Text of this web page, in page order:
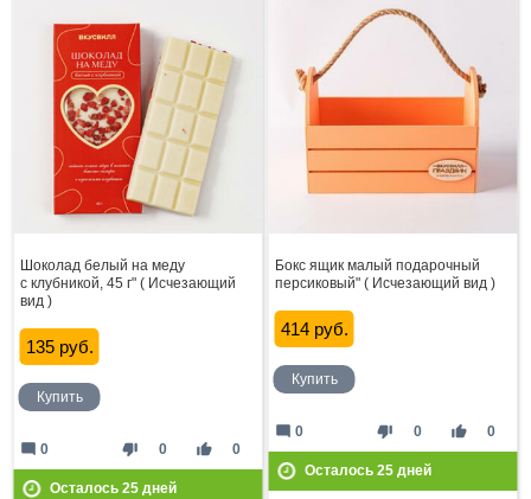
Шоколад белый на меду
с клубникой, 45 г" ( Исчезающий
вид )
135 руб.
Купить
thumb_down 0 thumb_up 0
mode_comment 0
Осталось 25дней
Бокс ящик малый подарочный
персиковый" ( Исчезающий вид )
414 руб.
Купить
thumb_down 0 thumb_up 0
mode_comment 0
Осталось 25дней